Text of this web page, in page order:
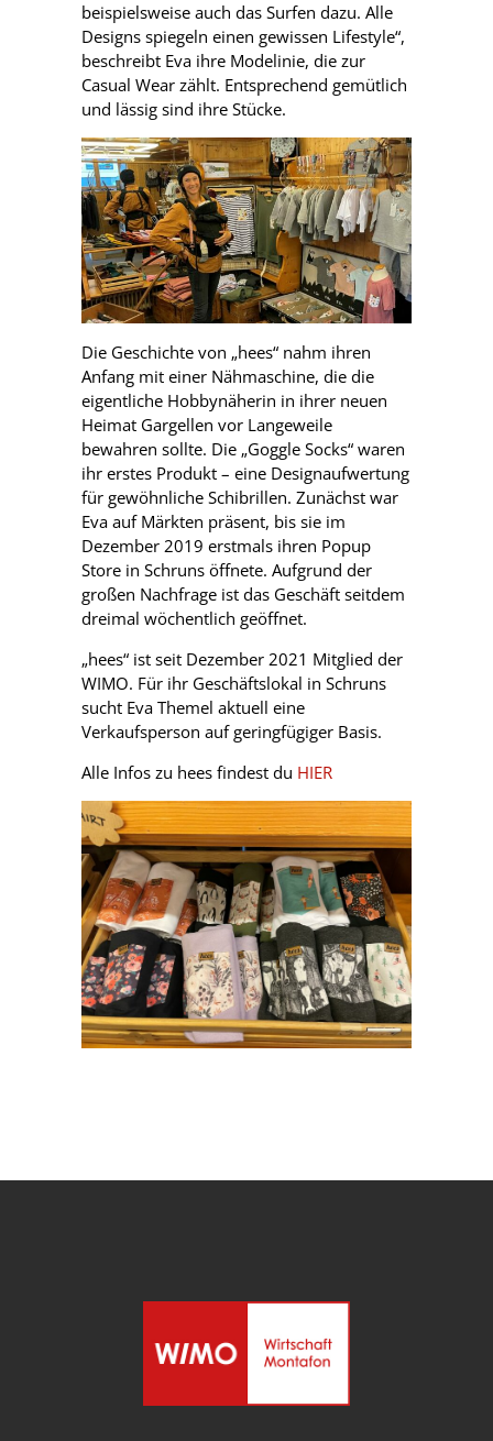
beispielsweise auch das Surfen dazu. Alle
Designs spiegeln einen gewissen Lifestyle“,
beschreibt Eva ihre Modelinie, die zur
Casual Wear zählt. Entsprechend gemütlich
und lässig sind ihre Stücke.
Die Geschichte von „hees“ nahm ihren
Anfang mit einer Nähmaschine, die die
eigentliche Hobbynäherin in ihrer neuen
Heimat Gargellen vor Langeweile
bewahren sollte. Die „Goggle Socks“ waren
ihr erstes Produkt – eine Designaufwertung
für gewöhnliche Schibrillen. Zunächst war
Eva auf Märkten präsent, bis sie im
Dezember 2019 erstmals ihren Popup
Store in Schruns öffnete. Aufgrund der
großen Nachfrage ist das Geschäft seitdem
dreimal wöchentlich geöffnet.
„hees“ ist seit Dezember 2021 Mitglied der
WIMO. Für ihr Geschäftslokal in Schruns
sucht Eva Themel aktuell eine
Verkaufsperson auf geringfügiger Basis.
Alle Infos zu hees findest du HIER